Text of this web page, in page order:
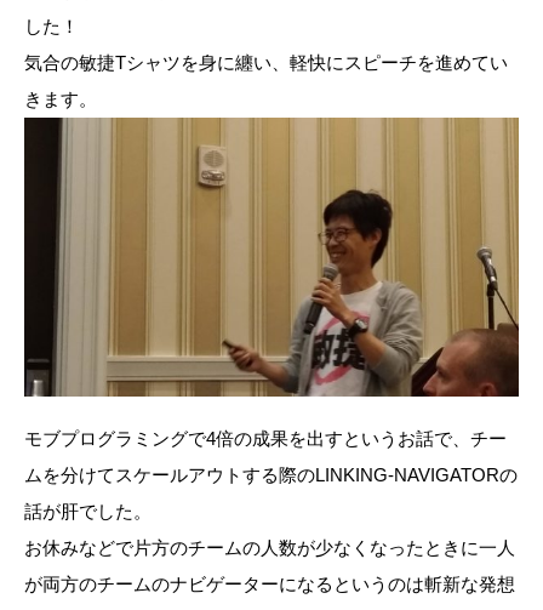
した！
気合の敏捷Tシャツを身に纏い、軽快にスピーチを進めてい
きます。
モブプログラミングで4倍の成果を出すというお話で、チー
ムを分けてスケールアウトする際のLINKING-NAVIGATORの
話が肝でした。
お休みなどで片方のチームの人数が少なくなったときに一人
が両方のチームのナビゲーターになるというのは斬新な発想